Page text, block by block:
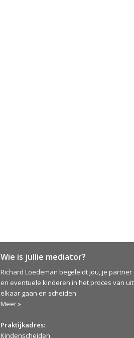
Wie is jullie mediator?
Richard Loedeman begeleidt jou, je partner
en eventuele kinderen in het proces van uit
elkaar gaan en scheiden.
Meer »
Praktijkadres:
Kindenscheiden